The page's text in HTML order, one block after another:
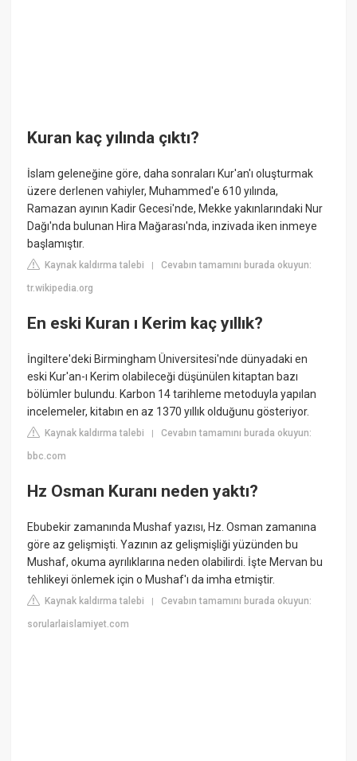
Kuran kaç yılında çıktı?
İslam geleneğine göre, daha sonraları Kur'an'ı oluşturmak
üzere derlenen vahiyler, Muhammed'e 610 yılında,
Ramazan ayının Kadir Gecesi'nde, Mekke yakınlarındaki Nur
Dağı'nda bulunan Hira Mağarası'nda, inzivada iken inmeye
başlamıştır.
Kaynak kaldırma talebi |Cevabın tamamını burada okuyun:
tr.wikipedia.org
En eski Kuran ı Kerim kaç yıllık?
İngiltere'deki Birmingham Üniversitesi'nde dünyadaki en
eski Kur'an-ı Kerim olabileceği düşünülen kitaptan bazı
bölümler bulundu. Karbon 14 tarihleme metoduyla yapılan
incelemeler, kitabın en az 1370 yıllık olduğunu gösteriyor.
Kaynak kaldırma talebi |Cevabın tamamını burada okuyun:
bbc.com
Hz Osman Kuranı neden yaktı?
Ebubekir zamanında Mushaf yazısı, Hz. Osman zamanına
göre az gelişmişti. Yazının az gelişmişliği yüzünden bu
Mushaf, okuma ayrılıklarına neden olabilirdi. İşte Mervan bu
tehlikeyi önlemek için o Mushaf'ı da imha etmiştir.
Kaynak kaldırma talebi |Cevabın tamamını burada okuyun:
sorularlaislamiyet.com